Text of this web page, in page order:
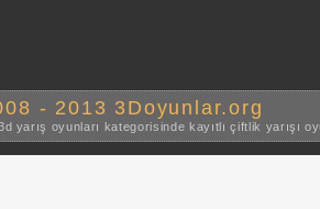
- 2013 3Doyunlar.org
yarış oyunları kategorisinde kayıtlı çiftlik yarışı